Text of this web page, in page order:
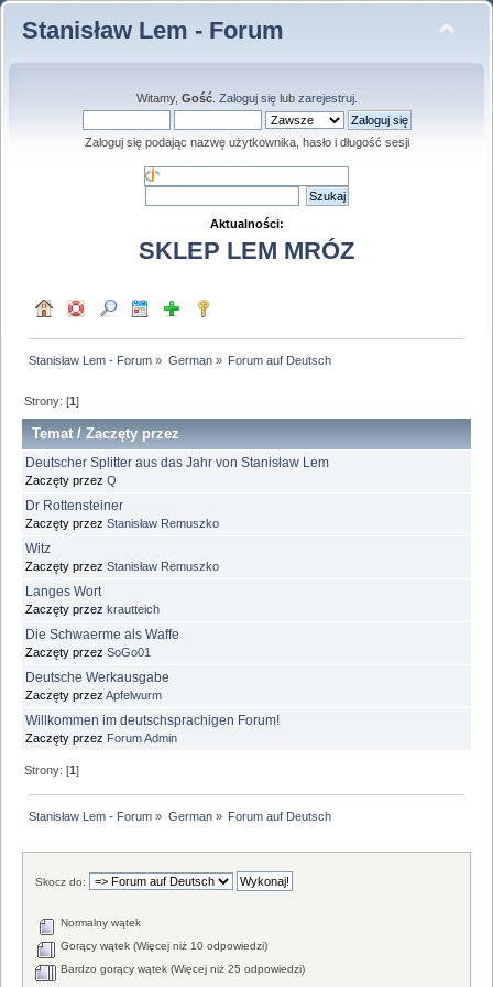
Stanisław Lem - Forum
Witamy, Gość. Zaloguj sięlub zarejestruj.
Zaloguj się podając nazwę użytkownika, hasło i długość sesji
Aktualności:
SKLEP LEM MRÓZ
Stanisław Lem - Forum » German» Forum auf Deutsch
Strony: [1]
Temat /Zaczęty przez
Deutscher Splitter aus das Jahr von Stanisław Lem
Zaczęty przez Q
Dr Rottensteiner
Zaczęty przez Stanisław Remuszko
Witz
Zaczęty przez Stanisław Remuszko
Langes Wort
Zaczęty przez krautteich
Die Schwaerme als Waffe
Zaczęty przez SoGo01
Deutsche Werkausgabe
Zaczęty przez Apfelwurm
Willkommen im deutschsprachigen Forum!
Zaczęty przez Forum Admin
Strony: [1]
Stanisław Lem - Forum » German» Forum auf Deutsch
Skocz do:
Normalny wątek
Gorący wątek (Więcej niż 10 odpowiedzi)
Bardzo gorący wątek (Więcej niż 25 odpowiedzi)